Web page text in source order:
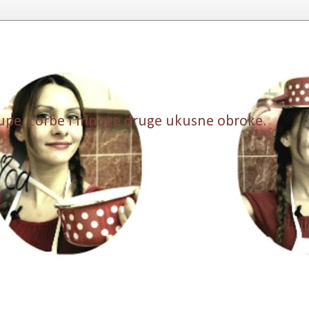
čorbe i mnoge druge ukusne obroke.